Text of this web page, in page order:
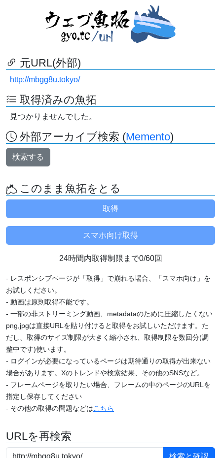
元URL(外部)
http://mbgg8u.tokyo/
取得済みの魚拓
見つかりませんでした。
外部アーカイブ検索 (Memento)
検索する
このまま魚拓をとる
24時間内取得制限まで0/60回
- レスポンシブページが「取得」で崩れる場合、「スマホ向け」を
お試しください。
- 動画は原則取得不能です。
- 一部の非ストリーミング動画、metadataのために圧縮したくない
png,jpgは直接URLを貼り付けると取得をお試しいただけます。た
だし、取得のサイズ制限が大きく縮小され、取得制限を数回分(調
整中です)使います。
- ログインが必要になっているページは期待通りの取得が出来ない
場合があります。Xのトレンドや検索結果、その他のSNSなど。
- フレームページを取りたい場合、フレームの中のページのURLを
指定し保存してください
- その他の取得の問題などはこちら
URLを再検索